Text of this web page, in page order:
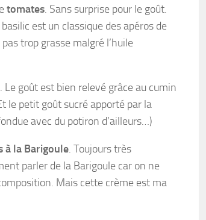
tomates. Sans surprise pour le goût.
est un classique des apéros de
trop grasse malgré l’huile
. Le goût est bien relevé grâce au cumin
le petit goût sucré apporté par la
avec du potiron d’ailleurs…)
à la Barigoule. Toujours très
parler de la Barigoule car on ne
Mais cette crème est ma